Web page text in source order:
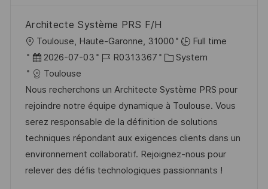
Architecte Système PRS F/H
O
r
t
Toulouse, Haute-Garonne, 31000
Full time
D
a
t
u
m
d
e
r
2026-07-03
J
b
-
I
D
R0313367
K
t
e
g
o
r
i
System
Toulouse
Nous recherchons un Architecte Système PRS pour
rejoindre notre équipe dynamique à Toulouse. Vous
serez responsable de la définition de solutions
techniques répondant aux exigences clients dans un
environnement collaboratif. Rejoignez-nous pour
relever des défis technologiques passionnants !